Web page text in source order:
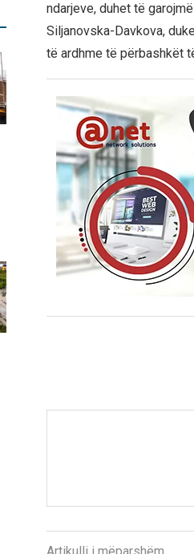
ndarjeve, duhet të
Siljanovska-Davkova,
të ardhme të përbashkët